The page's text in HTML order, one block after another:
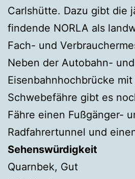
Carlshütte. Dazu gibt die
findende NORLA als
Fach- und
Neben der Autobahn-
Eisenbahnhochbrücke
Schwebefähre gibt es
Fähre einen Fußgänger-
Radfahrertunnel und
Sehenswürdigkeit
Quarnbek, Gut